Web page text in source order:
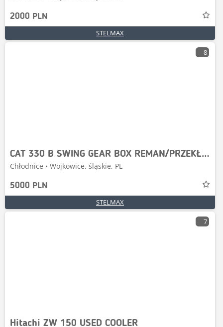
2000 PLN
STELMAX
8
CAT 330 B SWING GEAR BOX REMAN/PRZEKŁADNIA OBROTU
Chłodnice • Wojkowice, śląskie, PL
5000 PLN
STELMAX
7
Hitachi ZW 150 USED COOLER